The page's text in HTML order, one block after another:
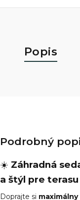
Popis
Podrobný
☀️ Záhradná
a štýl pre
Doprajte si